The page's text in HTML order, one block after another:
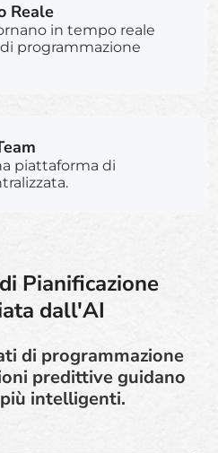
Reale
in tempo reale
programmazione
piattaforma di
Pianificazione
dall'AI
di programmazione
predittive guidano
intelligenti.